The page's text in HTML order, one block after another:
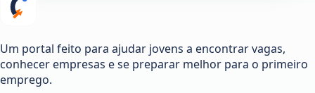
Um portal feito para ajudar jovens a encontrar vagas,
conhecer empresas e se preparar melhor para o primeiro
emprego.